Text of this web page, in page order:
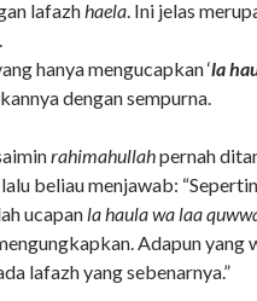
lafazhhaela. Ini jelas
hanya mengucapkan ‘la
dengan sempurna.
rahimahullahpernah
beliau menjawab:
ucapan la haula wa laa
Adapun yang
lafazh yang sebenarnya.”